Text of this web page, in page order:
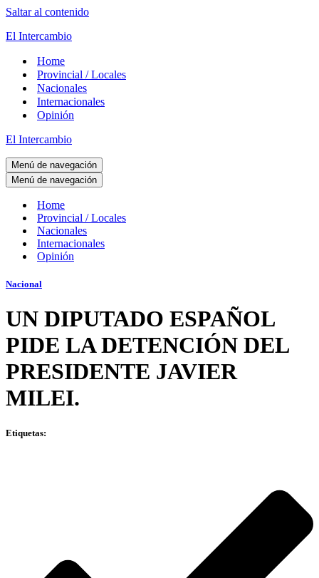
Saltar al contenido
El Intercambio
Home
Provincial / Locales
Nacionales
Internacionales
Opinión
El Intercambio
Menú de navegación
Menú de navegación
Home
Provincial / Locales
Nacionales
Internacionales
Opinión
Nacional
UN DIPUTADO ESPAÑOL
PIDE LA DETENCIÓN DEL
PRESIDENTE JAVIER
MILEI.
Etiquetas: